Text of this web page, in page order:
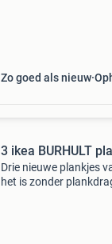
Zo goed als nieuw
3 ikea BURHULT
Drie nieuwe plankjes
het is zonder